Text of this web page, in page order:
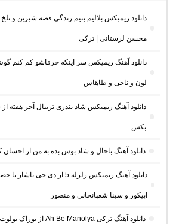
دانلود ریمیکس بلالیم بنیم زندگی قصه شیرین و
محسن لرستانی | ترکی
دانلود آهنگ ریمیکس سر اینکه حرفاشو کم کنم
لون و ناجی و طاهاس
دانلود آهنگ ریمیکس شاد بندری تریبال آخر هفته
بکس
دانلود آهنگ باحال و شاد بوس بده به من از احسان
دانلود آهنگ ریمیکس زلزله 5 از
اپیکور و سینا شعبانخانی و منصور
دانلود آهنگ ترکی Ah Be Manolya از بوراک بولوت